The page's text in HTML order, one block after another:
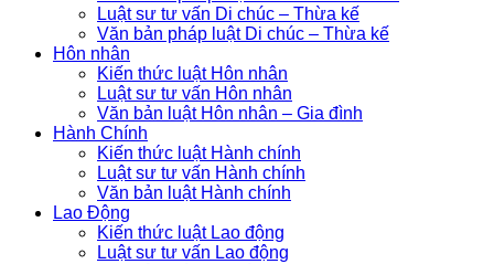
Luật sư tư vấn Di chúc – Thừa kế
Văn bản pháp luật Di chúc – Thừa kế
Hôn nhân
Kiến thức luật Hôn nhân
Luật sư tư vấn Hôn nhân
Văn bản luật Hôn nhân – Gia đình
Hành Chính
Kiến thức luật Hành chính
Luật sư tư vấn Hành chính
Văn bản luật Hành chính
Lao Động
Kiến thức luật Lao động
Luật sư tư vấn Lao động